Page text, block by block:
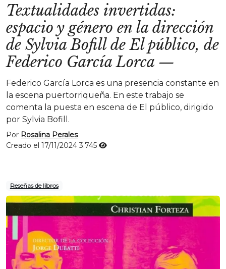
Textualidades invertidas:
espacio y género en la dirección
de Sylvia Bofill de El público, de
Federico García Lorca —
Federico García Lorca es una presencia constante en
la escena puertorriqueña. En este trabajo se
comenta la puesta en escena de El público, dirigido
por Sylvia Bofill.
Por Rosalina Perales
Creado el 17/11/20243.745
Reseñas de libros